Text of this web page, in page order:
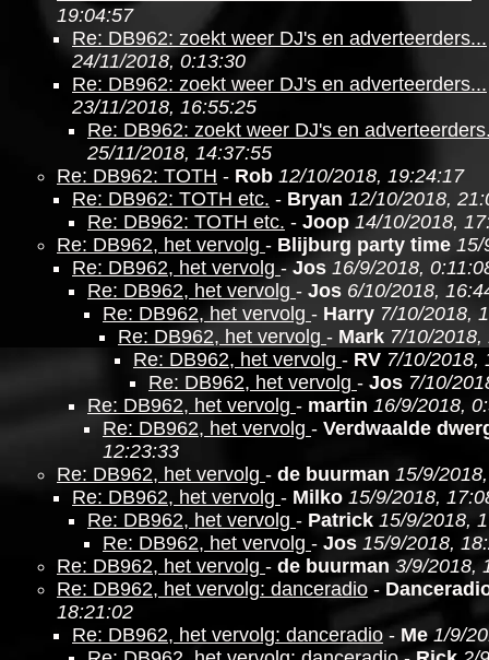
19:04:57
Re: DB962: zoekt weer DJ's en adverteerders...
24/11/2018, 0:13:30
Re: DB962: zoekt weer DJ's en adverteerders...
23/11/2018, 16:55:25
Re: DB962: zoekt weer DJ's en
25/11/2018, 14:37:55
Re: DB962: TOTH - Rob 12/10/2018, 19:24:17
Re: DB962: TOTH etc. - Bryan 12/10/2018,
Re: DB962: TOTH etc. - Joop 14/10/2018,
Re: DB962, het vervolg - Blijburg party time 15/
Re: DB962, het vervolg - Jos 16/9/2018,
Re: DB962, het vervolg - Jos 6/10/2018,
Re: DB962, het vervolg - Harry 7/10/2018,
Re: DB962, het vervolg - Mark 7/10/2018,
Re: DB962, het vervolg - RV 7/10/2018,
Re: DB962, het vervolg - Jos 7/10/
Re: DB962, het vervolg - martin 16/9/2018,
Re: DB962, het vervolg - Verdwaalde
12:23:33
Re: DB962, het vervolg - de buurman 15/9/
Re: DB962, het vervolg - Milko 15/9/2018,
Re: DB962, het vervolg - Patrick 15/9/2018,
Re: DB962, het vervolg - Jos 15/9/2018,
Re: DB962, het vervolg - de buurman 3/9/2018,
Re: DB962, het vervolg: danceradio -
18:21:02
Re: DB962, het vervolg: danceradio - Me 1/9/